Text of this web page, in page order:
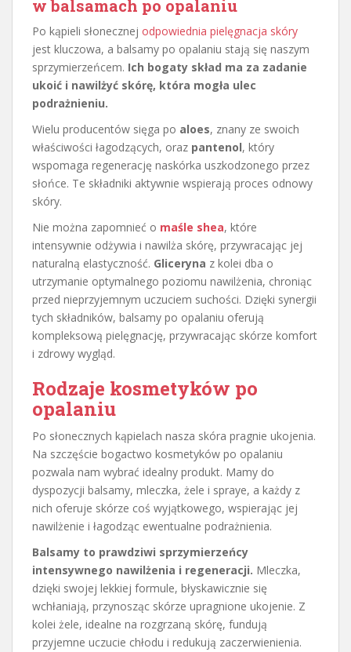
w balsamach po opalaniu
Po kąpieli słonecznej odpowiednia pielęgnacja skóry
jest kluczowa, a balsamy po opalaniu stają się naszym
sprzymierzeńcem. Ich bogaty skład ma za zadanie
ukoić i nawilżyć skórę, która mogła ulec
podrażnieniu.
Wielu producentów sięga po aloes, znany ze swoich
właściwości łagodzących, oraz pantenol, który
wspomaga regenerację naskórka uszkodzonego przez
słońce. Te składniki aktywnie wspierają proces odnowy
skóry.
Nie można zapomnieć o maśle shea, które
intensywnie odżywia i nawilża skórę, przywracając jej
naturalną elastyczność. Gliceryna z kolei dba o
utrzymanie optymalnego poziomu nawilżenia, chroniąc
przed nieprzyjemnym uczuciem suchości. Dzięki synergii
tych składników, balsamy po opalaniu oferują
kompleksową pielęgnację, przywracając skórze komfort
i zdrowy wygląd.
Rodzaje kosmetyków po
opalaniu
Po słonecznych kąpielach nasza skóra pragnie ukojenia.
Na szczęście bogactwo kosmetyków po opalaniu
pozwala nam wybrać idealny produkt. Mamy do
dyspozycji balsamy, mleczka, żele i spraye, a każdy z
nich oferuje skórze coś wyjątkowego, wspierając jej
nawilżenie i łagodząc ewentualne podrażnienia.
Balsamy to prawdziwi sprzymierzeńcy
intensywnego nawilżenia i regeneracji. Mleczka,
dzięki swojej lekkiej formule, błyskawicznie się
wchłaniają, przynosząc skórze upragnione ukojenie. Z
kolei żele, idealne na rozgrzaną skórę, fundują
przyjemne uczucie chłodu i redukują zaczerwienienia.